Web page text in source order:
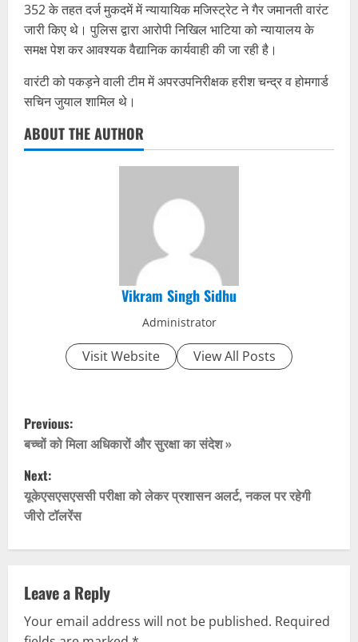
352 के तहत दर्ज मुकदमें में न्यायायिक मजिस्ट्रेट ने गैर जमानती वारंट
जारी किए थे। पुलिस द्वारा आरोपी निखिल भाटिया को न्यायालय के
समक्ष पेश कर आवश्यक वैद्यानिक कार्यवाही की जा रही है।
वारंटी को पकड़ने वाली टीम में अपरउपनिरीक्षक हरीश चन्द्र व होमगार्ड
सचिन जुयाल शामिल थे।
ABOUT THE AUTHOR
Vikram Singh Sidhu
Administrator
Visit Website View All Posts
P
o
s
t
n
a
v
Previous:
बच्चों को मिला अधिकारों और सुरक्षा का संदेश »
Next:
यूकेएसएसएससी परीक्षा को लेकर प्रशासन अलर्ट, नकल पर रहेगी
जीरो टॉलरेंस
Leave a Reply
Your email address will not be published. Required